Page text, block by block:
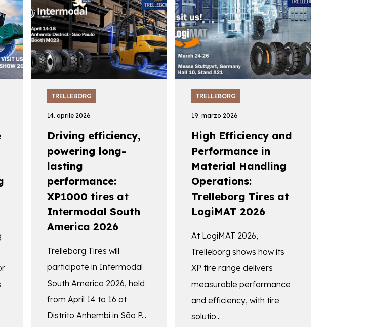
TRELLEBORG
14. aprile 2026
Driving efficiency,
powering long-
lasting
performance:
XP1000 tires at
Intermodal South
America 2026
Trelleborg Tires will
participate in Intermodal
South America 2026, held
from April 14 to 16 at
Distrito Anhembi in São P...
TRELLEBORG
19. marzo 2026
High Efficiency and
Performance in
Material Handling
Operations:
Trelleborg Tires at
LogiMAT 2026
At LogiMAT 2026,
Trelleborg shows how its
XP tire range delivers
measurable performance
and efficiency, with tire
solutio...